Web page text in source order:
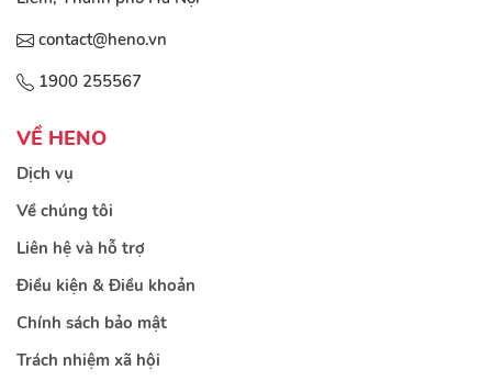
contact@heno.vn
1900 255567
VỀ HENO
Dịch vụ
Về chúng tôi
Liên hệ và hỗ trợ
Điều kiện & Điều khoản
Chính sách bảo mật
Trách nhiệm xã hội